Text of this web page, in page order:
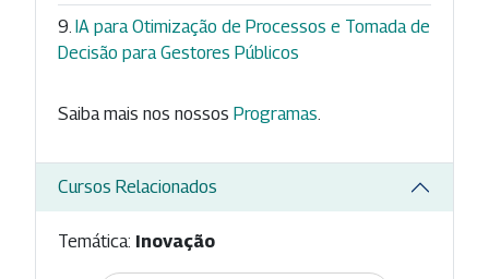
IA para Otimização de Processos e Tomada de
Decisão para Gestores Públicos
Saiba mais nos nossos Programas
Cursos Relacionados
Temática: Inovação